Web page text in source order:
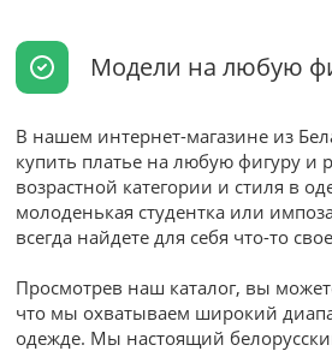
Модели на любую
В нашем интернет-магазине из
купить платье на любую фигуру и
возрастной категории и стиля в
молоденькая студентка или
всегда найдете для себя что-то
Просмотрев наш каталог, вы
что мы охватываем широкий
одежде. Мы настоящий